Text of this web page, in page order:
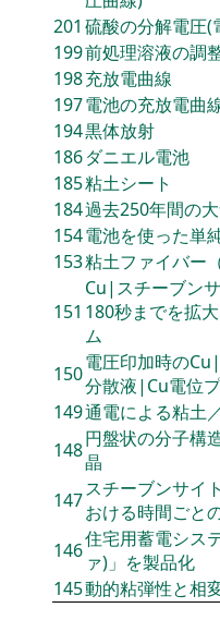
201 硫酸の分解電圧(
199前処理溶液の調
198充放電曲線
197電池の充放電曲
194黒体放射
186ダニエル電池
185粘土シート
184過去250年間の
154電池を使った単
153粘土ファイバー
151
Cu|スチーブン
180秒までを拡
ム
150電圧印加時の
分散液|Cu電位
149通電による粘土
148円盤状の分子構
晶
147スチーブンサイ
おける時間ごと
146住宅用蓄電シス
ァ)」を製品化
145動的粘弾性と相